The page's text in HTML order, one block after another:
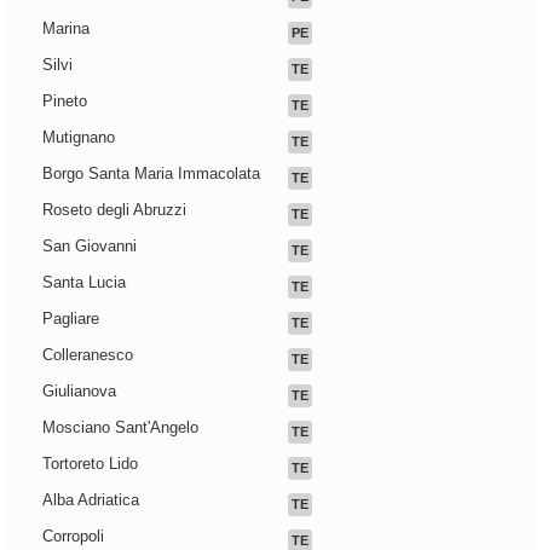
Marina PE
Silvi TE
Pineto TE
Mutignano TE
Borgo Santa Maria Immacolata TE
Roseto degli Abruzzi TE
San Giovanni TE
Santa Lucia TE
Pagliare TE
Colleranesco TE
Giulianova TE
Mosciano Sant'Angelo TE
Tortoreto Lido TE
Alba Adriatica TE
Corropoli TE